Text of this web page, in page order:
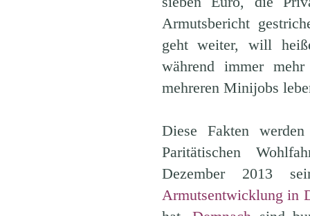
Armutsbericht
geht weiter, will
während immer
mehreren Minijobs
Diese Fakten
Paritätischen
Dezember 2013
Armutsentwicklung in